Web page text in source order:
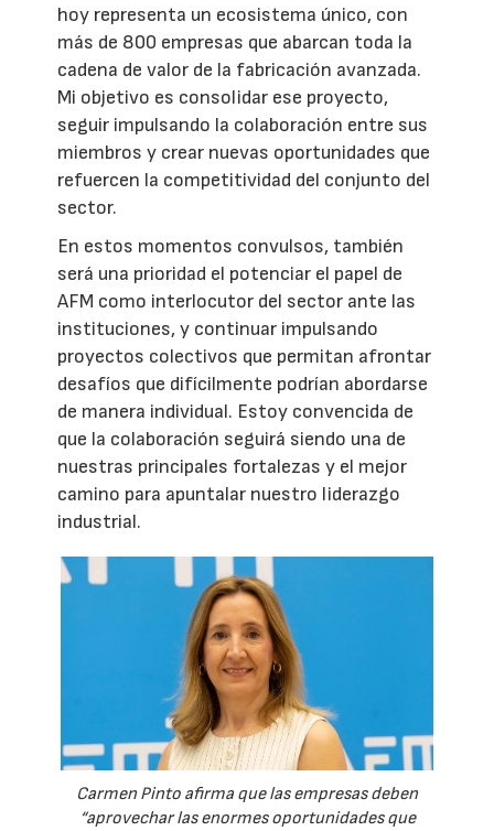
hoy representa un ecosistema único, con
más de 800 empresas que abarcan toda la
cadena de valor de la fabricación avanzada.
Mi objetivo es consolidar ese proyecto,
seguir impulsando la colaboración entre sus
miembros y crear nuevas oportunidades que
refuercen la competitividad del conjunto del
sector.
En estos momentos convulsos, también
será una prioridad el potenciar el papel de
AFM como interlocutor del sector ante las
instituciones, y continuar impulsando
proyectos colectivos que permitan afrontar
desafíos que difícilmente podrían abordarse
de manera individual. Estoy convencida de
que la colaboración seguirá siendo una de
nuestras principales fortalezas y el mejor
camino para apuntalar nuestro liderazgo
industrial.
Carmen Pinto afirma que las empresas deben
“aprovechar las enormes oportunidades que